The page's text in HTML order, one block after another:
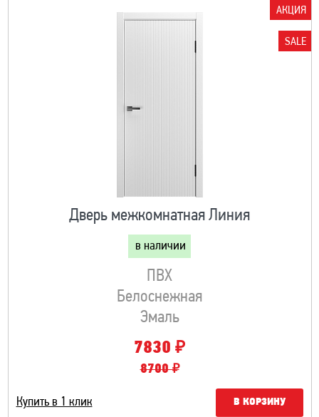
АКЦИЯ
SALE
Дверь межкомнатная Линия
в наличии
ПВХ
Белоснежная
Эмаль
7830 ₽
8700 ₽
Купить в 1 клик В КОРЗИНУ